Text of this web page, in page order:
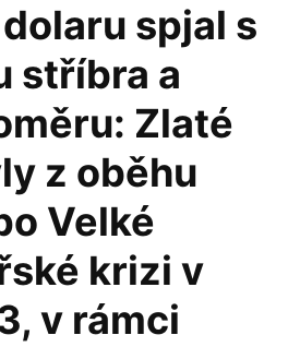
spjal s
stříbra a
Zlaté
z oběhu
Velké
krizi v
v rámci